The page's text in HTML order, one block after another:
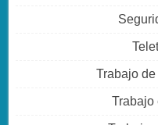
Trabajo
Trabajo